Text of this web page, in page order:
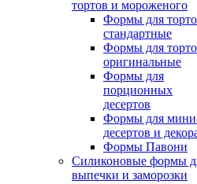
тортов и мороженого
Формы для
стандартные
Формы для
оригинальные
Формы для
порционных
десертов
Формы для
десертов и
Формы Павони
Силиконовые формы
выпечки и заморозки